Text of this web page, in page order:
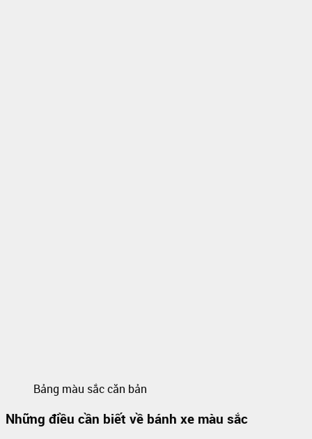
Bảng màu sắc căn bản
Những điều cần biết về bánh xe màu sắc